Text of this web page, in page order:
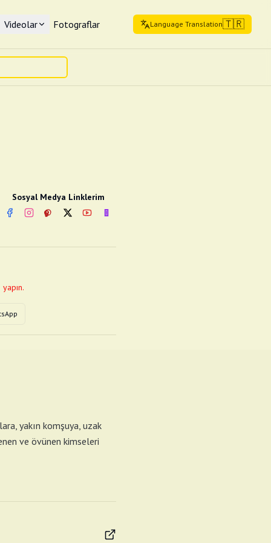
Videolar Fotograflar Language Translation🇹🇷
Sosyal Medya Linklerim
FacebookInstagram
PinterestTwitterYouTubenextsosyal
yakın komşuya, uzak
ve övünen kimseleri